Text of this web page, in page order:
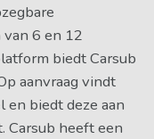
6 en 12
biedt Carsub
aanvraag vindt
en biedt deze aan
Carsub heeft een